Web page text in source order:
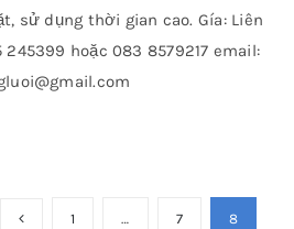
sử dụng thời gian cao. Gía: Liên
245399 hoặc 083 8579217 email:
1 … 7 8